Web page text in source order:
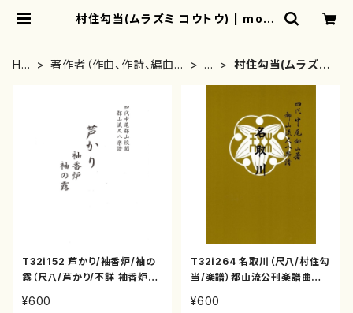
村住勾当(ムラズミ コウトウ) | moth
HO
著作者（作曲、作詩、編曲、
ま
村住勾当(ムラズミ
T32i152 芦かり/袖香炉/袖の
露（尺八/芦かり/不詳 袖香炉/
譜）都山流公刊楽譜曲番:1004
¥600
T32i264 名取川（尺八/村住勾
当/楽譜）都山流公刊楽譜曲番:1
¥600